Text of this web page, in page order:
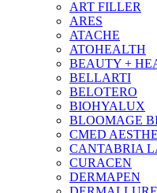
ART FILLER
ARES
ATACHE
ATOHEALTH
BEAUTY +
BELLARTI
BELOTERO
BIOHYALUX
BLOOMAGE
CMED
CANTABRIA
CURACEN
DERMAPEN